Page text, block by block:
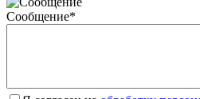
Сообщение*